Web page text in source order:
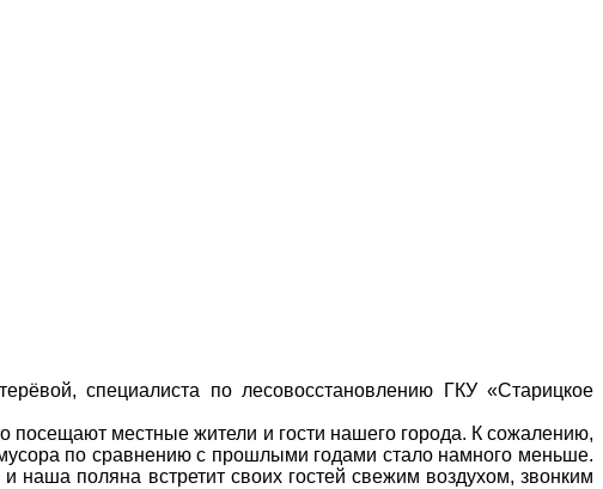
специалиста по лесовосстановлению ГКУ «Старицкое
посещают местные жители и гости нашего города. К сожалению,
по сравнению с прошлыми годами стало намного меньше.
наша поляна встретит своих гостей свежим воздухом, звонким